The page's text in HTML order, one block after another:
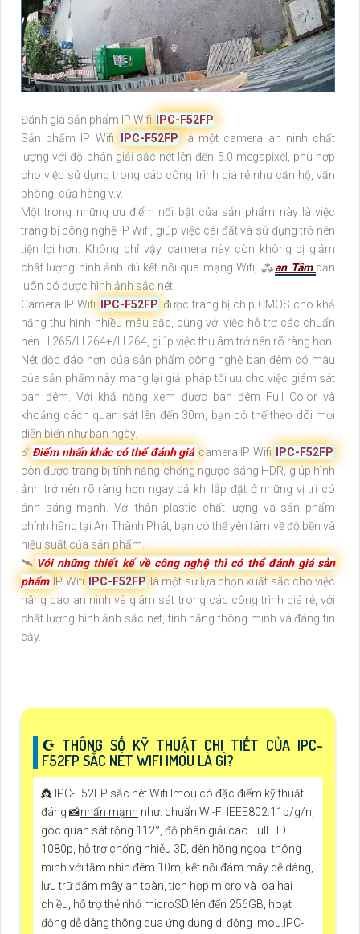
Đánh giá sản phẩm IP WifiIPC-F52FP :
Sản phẩm IP Wifi
IPC-F52FPlà một camera an ninh chất
lượng với độ phân giải sắc nét lên đến 5.0 megapixel, phù hợp
cho việc sử dụng trong các công trình giá rẻ như căn hộ, văn
phòng, cửa hàng v.v.
Một trong những ưu điểm nổi bật của sản phẩm này là việc
trang bị công nghệ IP Wifi, giúp việc cài đặt và sử dụng trở nên
tiện lợi hơn. Không chỉ vậy, camera này còn không bị giảm
chất lượng hình ảnh dù kết nối qua mạng Wifi, ⁂an Tâm bạn
luôn có được hình ảnh sắc nét.
Camera IP Wifi
IPC-F52FP được trang bị chip CMOS cho khả
năng thu hình nhiều màu sắc, cùng với việc hỗ trợ các chuẩn
nén H.265/H.264+/H.264, giúp việc thu âm trở nên rõ ràng hơn.
Nét độc đáo hơn của sản phẩm công nghệ ban đêm có màu
của sản phẩm này mang lại giải pháp tối ưu cho việc giám sát
ban đêm. Với khả năng xem được ban đêm Full Color và
khoảng cách quan sát lên đến 30m, bạn có thể theo dõi mọi
diễn biến như ban ngày.
☄️ Điểm nhấn khác có thể đánh giá camera IP Wifi
IPC-F52FP
còn được trang bị tính năng chống ngược sáng HDR, giúp hình
ảnh trở nên rõ ràng hơn ngay cả khi lắp đặt ở những vị trí có
ánh sáng mạnh. Với thân plastic chất lượng và sản phẩm
chính hãng tại An Thành Phát, bạn có thể yên tâm về độ bền và
hiệu suất của sản phẩm.
🛰Vói những thiết kế về công nghệ thì có thể đánh giá sản
phẩmIP WifiIPC-F52FPlà một sự lựa chọn xuất sắc cho việc
nâng cao an ninh và giám sát trong các công trình giá rẻ, với
chất lượng hình ảnh sắc nét, tính năng thông minh và đáng tin
cậy.
☪ THÔNG SỐ KỸ THUẬT CHI TIẾT CỦA IPC-
F52FP SẮC NÉT WIFI IMOU LÀ GÌ?
👸 IPC-F52FP sắc nét Wifi Imou có đặc điểm kỹ thuật
đáng 📸nhấn mạnh như: chuẩn Wi-Fi IEEE802.11b/g/n,
góc quan sát rộng 112°, độ phân giải cao Full HD
1080p, hỗ trợ chống nhiễu 3D, đèn hồng ngoại thông
minh với tầm nhìn đêm 10m, kết nối đám mây dễ dàng,
lưu trữ đám mây an toàn, tích hợp micro và loa hai
chiều, hỗ trợ thẻ nhớ microSD lên đến 256GB, hoạt
động dễ dàng thông qua ứng dụng di động Imou.IPC-